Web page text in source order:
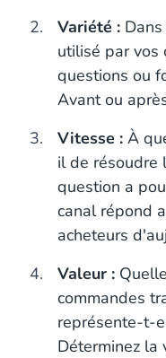
Variété :
utilisé par vos
questions ou
Avant ou
Vitesse : À
il de résoudre
question a
canal répond
acheteurs
Valeur :
commandes
représente-t-
Déterminez la